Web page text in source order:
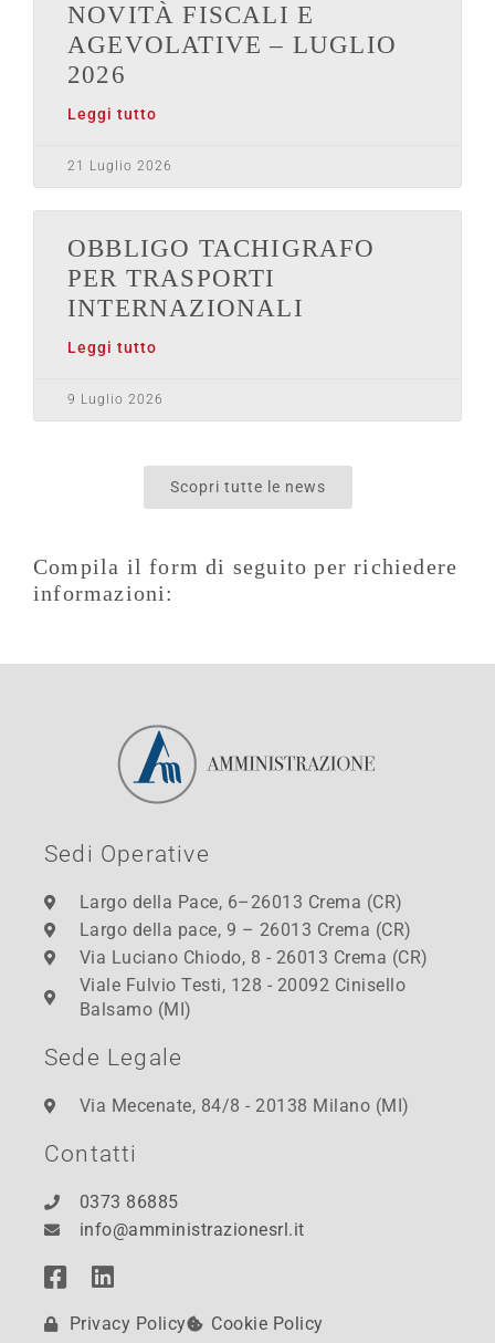
NOVITÀ FISCALI E
AGEVOLATIVE – LUGLIO
2026
Leggi tutto
21 Luglio 2026
OBBLIGO TACHIGRAFO
PER TRASPORTI
INTERNAZIONALI
Leggi tutto
9 Luglio 2026
Scopri tutte le news
Compila il form di seguito per richiedere
informazioni:
Sedi Operative
Largo della Pace, 6–26013 Crema (CR)
Largo della pace, 9 – 26013 Crema (CR)
Via Luciano Chiodo, 8 - 26013 Crema (CR)
Viale Fulvio Testi, 128 - 20092 Cinisello
Balsamo (MI)
Sede Legale
Via Mecenate, 84/8 - 20138 Milano (MI)
Contatti
0373 86885
info@amministrazionesrl.it
Privacy Policy Cookie Policy